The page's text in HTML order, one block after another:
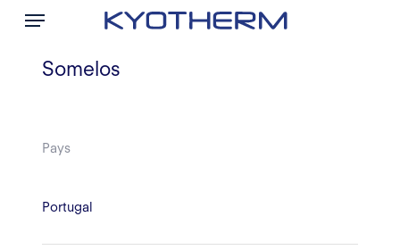
Skip
content
Menu
Somelos
Pays
Portugal